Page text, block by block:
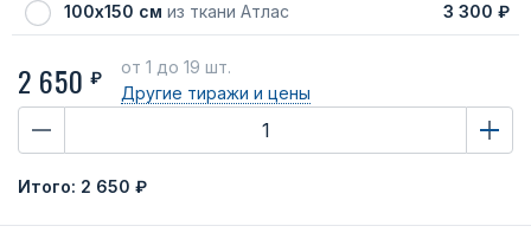
100х150 см из ткани Атлас 3 300 ₽
2 650 ₽
от 1 до 19 шт.
Другие тиражи и цены
Итого: 2 650 ₽